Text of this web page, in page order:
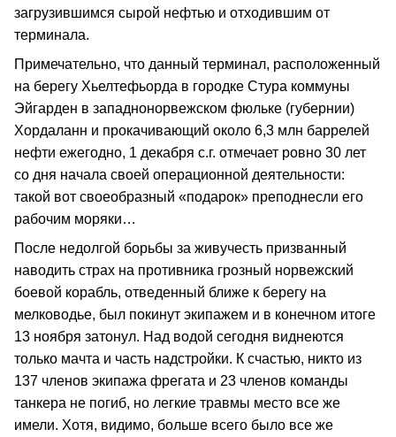
загрузившимся сырой нефтью и отходившим от
терминала.
Примечательно, что данный терминал, расположенный
на берегу Хьелтефьорда в городке Стура коммуны
Эйгарден в западнонорвежском фюльке (губернии)
Хордаланн и прокачивающий около 6,3 млн баррелей
нефти ежегодно, 1 декабря с.г. отмечает ровно 30 лет
со дня начала своей операционной деятельности:
такой вот своеобразный «подарок» преподнесли его
рабочим моряки…
После недолгой борьбы за живучесть призванный
наводить страх на противника грозный норвежский
боевой корабль, отведенный ближе к берегу на
мелководье, был покинут экипажем и в конечном итоге
13 ноября затонул. Над водой сегодня виднеются
только мачта и часть надстройки. К счастью, никто из
137 членов экипажа фрегата и 23 членов команды
танкера не погиб, но легкие травмы место все же
имели. Хотя, видимо, больше всего было все же